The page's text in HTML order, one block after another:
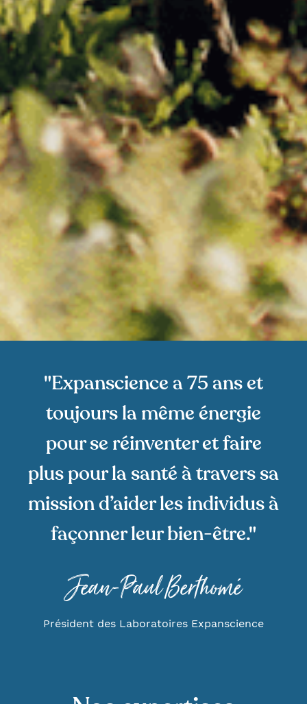
"Expanscience a 75 ans et
toujours la même énergie
pour se réinventer et faire
plus pour la santé à travers sa
mission d’aider les individus à
façonner leur bien-être."
Jean-Paul Berthomé
Président des Laboratoires Expanscience